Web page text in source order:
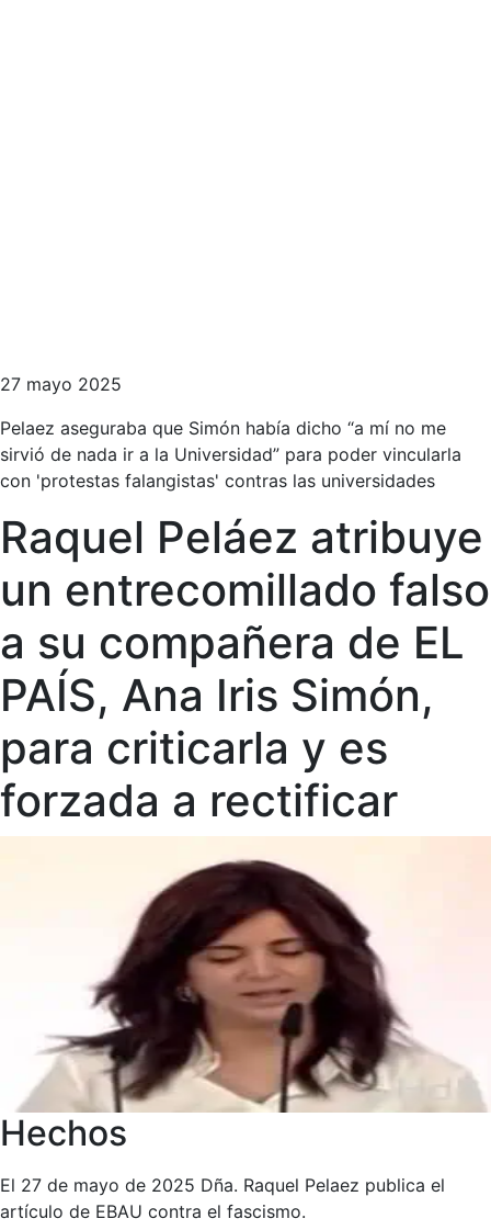
27 mayo 2025
Pelaez aseguraba que Simón había dicho “a mí no me
sirvió de nada ir a la Universidad” para poder vincularla
con 'protestas falangistas' contras las universidades
Raquel Peláez atribuye
un entrecomillado falso
a su compañera de EL
PAÍS, Ana Iris Simón,
para criticarla y es
forzada a rectificar
Hechos
El 27 de mayo de 2025 Dña. Raquel Pelaez publica el
artículo de EBAU contra el fascismo.